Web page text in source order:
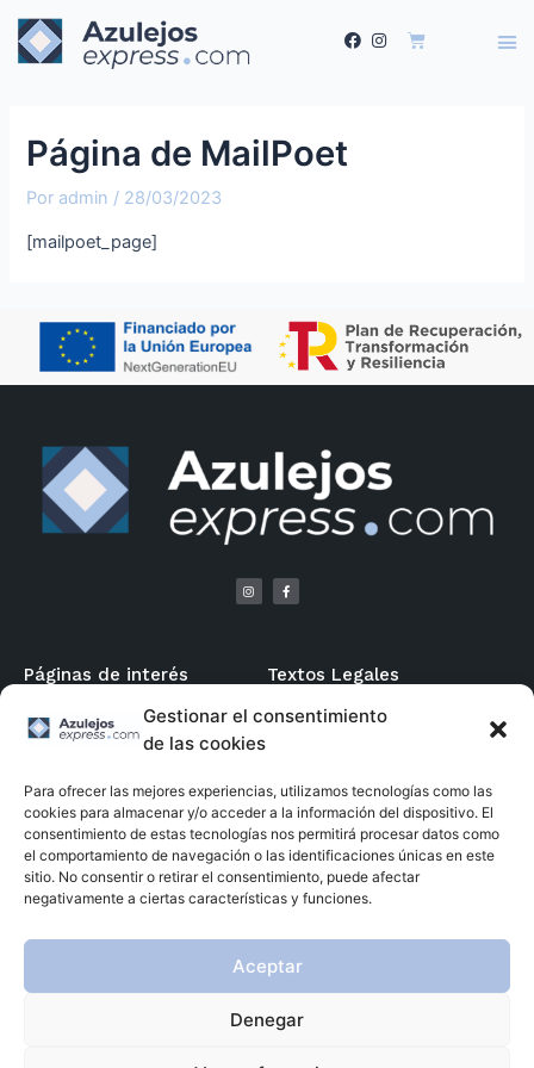
Gestionar el consentimiento
de las cookies
Para ofrecer las mejores experiencias, utilizamos tecnologías como las
cookies para almacenar y/o acceder a la información del dispositivo. El
consentimiento de estas tecnologías nos permitirá procesar datos como
el comportamiento de navegación o las identificaciones únicas en este
sitio. No consentir o retirar el consentimiento, puede afectar
negativamente a ciertas características y funciones.
Aceptar
Denegar
Página de MailPoet
Por admin / 28/03/2023
[mailpoet_page]
Páginas de interés
Mi Cuenta / Registro
Condiciones Generales
Textos Legales
Aviso Legal
Política de Cookies
Declaración de Accesibilidad
Menú
Inicio
Contacto
Contacto
964 78 42 46
Polígono Estadio Nave 21 12004
Castellón (España)